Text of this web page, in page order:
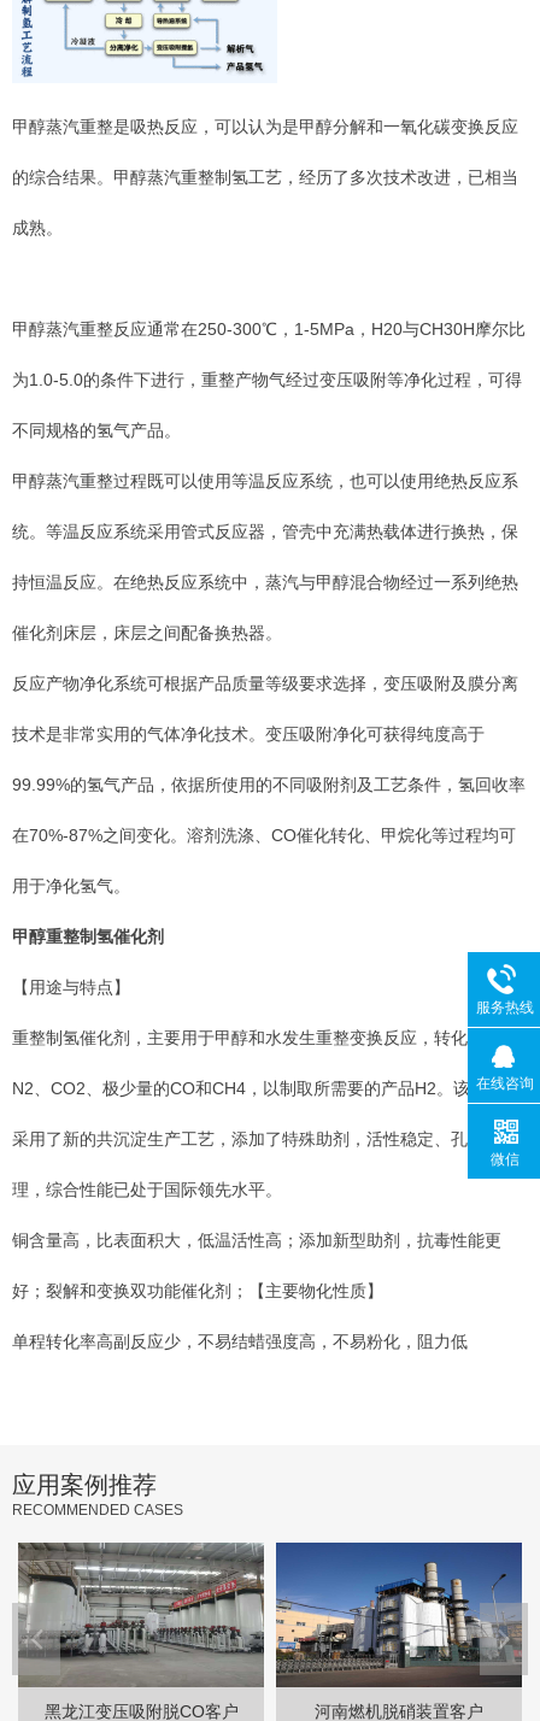
甲醇蒸汽重整是吸热反应，可以认为是甲醇分解和一氧化碳变换反应
的综合结果。甲醇蒸汽重整制氢工艺，经历了多次技术改进，已相当
成熟。
甲醇蒸汽重整反应通常在250-300℃，1-5MPa，H20与CH30H摩尔比
为1.0-5.0的条件下进行，重整产物气经过变压吸附等净化过程，可得
不同规格的氢气产品。
甲醇蒸汽重整过程既可以使用等温反应系统，也可以使用绝热反应系
统。等温反应系统采用管式反应器，管壳中充满热载体进行换热，保
持恒温反应。在绝热反应系统中，蒸汽与甲醇混合物经过一系列绝热
催化剂床层，床层之间配备换热器。
反应产物净化系统可根据产品质量等级要求选择，变压吸附及膜分离
技术是非常实用的气体净化技术。变压吸附净化可获得纯度高于
99.99%的氢气产品，依据所使用的不同吸附剂及工艺条件，氢回收率
在70%-87%之间变化。溶剂洗涤、CO催化转化、甲烷化等过程均可
用于净化氢气。
甲醇重整制氢催化剂
【用途与特点】
重整制氢催化剂，主要用于甲醇和水发生重整变换反应，转化为H2、
N2、CO2、极少量的CO和CH4，以制取所需要的产品H2。该催化剂
采用了新的共沉淀生产工艺，添加了特殊助剂，活性稳定、孔结构合
理，综合性能已处于国际领先水平。
铜含量高，比表面积大，低温活性高；添加新型助剂，抗毒性能更
好；裂解和变换双功能催化剂；【主要物化性质】
单程转化率高副反应少，不易结蜡强度高，不易粉化，阻力低
应用案例推荐
RECOMMENDED CASES
黑龙江变压吸附脱CO客户 河南燃机脱硝装置客户
服务热线
在线咨询
微信